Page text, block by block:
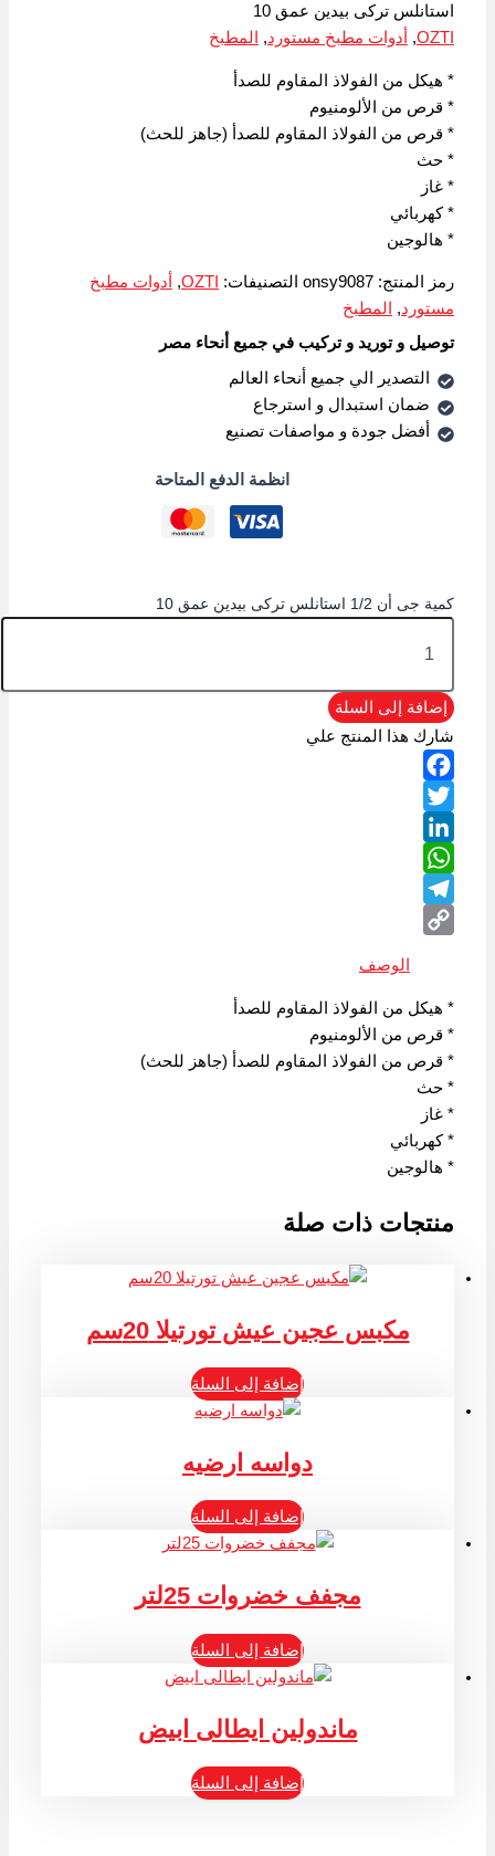
استانلس تركى بيدين عمق 10
OZTI
, أدوات مطبخ مستورد, المطبخ
* هيكل من الفولاذ المقاوم للصدأ
* قرص من الألومنيوم
* قرص من الفولاذ المقاوم للصدأ (جاهز للحث)
* حث
* غاز
* كهربائي
* هالوجين
رمز المنتج:onsy9087 التصنيفات: OZTI
,
أدوات مطبخ
مستورد,
المطبخ
توصيل و توريد و تركيب في جميع أنحاء مصر
التصدير الي جميع أنحاء العالم
ضمان استبدال و استرجاع
أفضل جودة و مواصفات تصنيع
انظمة الدفع المتاحة
كمية جى أن 1/2 استانلس تركى بيدين عمق 10
إضافة إلى السلة
شارك هذا المنتج علي
Facebook
Twitter
LinkedIn
WhatsApp
Telegram
الوصف
* هيكل من الفولاذ المقاوم للصدأ
* قرص من الألومنيوم
* قرص من الفولاذ المقاوم للصدأ (جاهز للحث)
* حث
* غاز
* كهربائي
* هالوجين
منتجات ذات صلة
مكبس عجين عيش تورتيلا 20سم
إضافة إلى السلة
دواسه ارضيه
إضافة إلى السلة
مجفف خضروات 25لتر
إضافة إلى السلة
ماندولين ايطالى ابيض
إضافة إلى السلة